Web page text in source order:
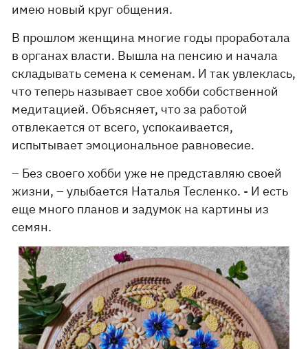
имею новый круг общения.
В прошлом женщина многие годы проработала
в органах власти. Вышла на пенсию и начала
складывать семена к семенам. И так увлеклась,
что теперь называет свое хобби собственной
медитацией. Объясняет, что за работой
отвлекается от всего, успокаивается,
испытывает эмоциональное равновесие.
– Без своего хобби уже не представляю своей
жизни, – улыбается Наталья Тесленко. - И есть
еще много планов и задумок на картины из
семян.